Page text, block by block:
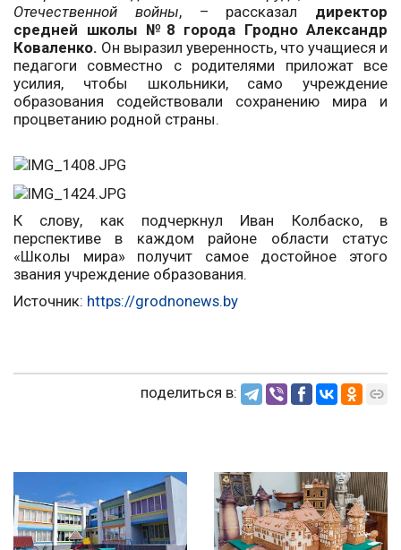
Отечественной войны, – рассказал директор
средней школы №8 города Гродно Александр
Коваленко. Он выразил уверенность, что учащиеся и
педагоги совместно с родителями приложат все
усилия, чтобы школьники, само учреждение
образования содействовали сохранению мира и
процветанию родной страны.
К слову, как подчеркнул Иван Колбаско, в
перспективе в каждом районе области статус
«Школы мира» получит самое достойное этого
звания учреждение образования.
Источник: https://grodnonews.by
поделиться в: